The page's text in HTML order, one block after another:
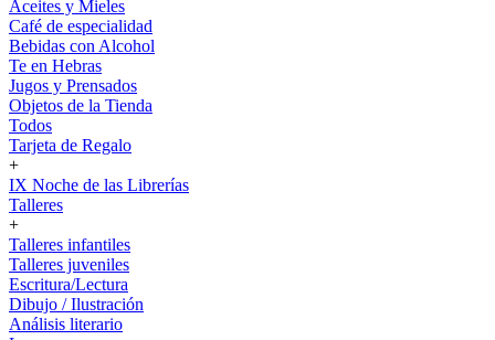
Aceites y Mieles
Café de especialidad
Bebidas con Alcohol
Te en Hebras
Jugos y Prensados
Objetos de la Tienda
Todos
Tarjeta de Regalo
+
IX Noche de las Librerías
Talleres
+
Talleres infantiles
Talleres juveniles
Escritura/Lectura
Dibujo / Ilustración
Análisis literario